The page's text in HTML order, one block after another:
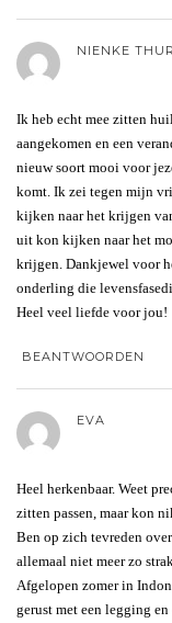
NIENKE
Ik heb echt mee zitten
aangekomen en een
nieuw soort mooi voor
komt. Ik zei tegen mijn
kijken naar het krijgen
uit kon kijken naar het
krijgen. Dankjewel voor
onderling die
Heel veel liefde voor jou!
BEANTWOORDEN
EVA
Heel herkenbaar. Weet
zitten passen, maar kon
Ben op zich tevreden
allemaal niet meer zo
Afgelopen zomer in
gerust met een legging